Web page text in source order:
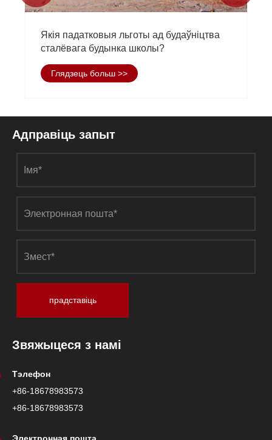
Да маладосці - Да мары і моцы маладосці
адплыві
Глядзець больш >>
Адправіць запыт
прадставіць
Звяжыцеся з намі
Тэлефон
+86-18678983573
+86-18678983573